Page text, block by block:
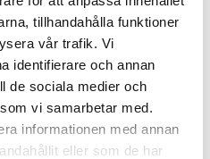
tillhandahålla funktioner
vår trafik. Vi
identifierare och annan
de sociala medier och
vi samarbetar med.
informationen med annan
eller som de har
en varierad vardag där du
kunder – men alltid med
i ryggen.
med din konsultchef och blir
av öppenhet,
Vi värdesätter
att du trivs, oavsett vilket